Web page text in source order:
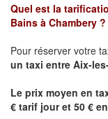
Quel est la
Bains à Chambery ?
Pour réserver votre
un taxi entre Aix-
Le prix moyen en
€ tarif jour et 50 €